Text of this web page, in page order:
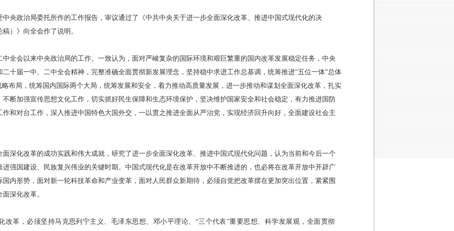
央政治局委托所作的工作报告，审议通过了《中共中央关于进一步全面深化改革、推进中国式现代化的决
）》向全会作了说明。
全会以来中央政治局的工作。一致认为，面对严峻复杂的国际环境和艰巨繁重的国内改革发展稳定任务，中央
十届一中、二中全会精神，完整准确全面贯彻新发展理念，坚持稳中求进工作总基调，统筹推进“五位一体”总体
略布局，统筹国内国际两个大局，统筹发展和安全，着力推动高质量发展，进一步推动和谋划全面深化改革，扎实
断加强宣传思想文化工作，切实抓好民生保障和生态环境保护，坚决维护国家安全和社会稳定，有力推进国防
和对台工作，深入推进中国特色大国外交，一以贯之推进全面从严治党，实现经济回升向好，全面建设社会主
深化改革的成功实践和伟大成就，研究了进一步全面深化改革、推进中国式现代化问题，认为当前和今后一个
进强国建设、民族复兴伟业的关键时期。中国式现代化是在改革开放中不断推进的，也必将在改革开放中开辟广
内形势，面对新一轮科技革命和产业变革，面对人民群众新期待，必须自觉把改革摆在更加突出位置，紧紧围
深化改革。
改革，必须坚持马克思列宁主义、毛泽东思想、邓小平理论、“三个代表”重要思想、科学发展观，全面贯彻